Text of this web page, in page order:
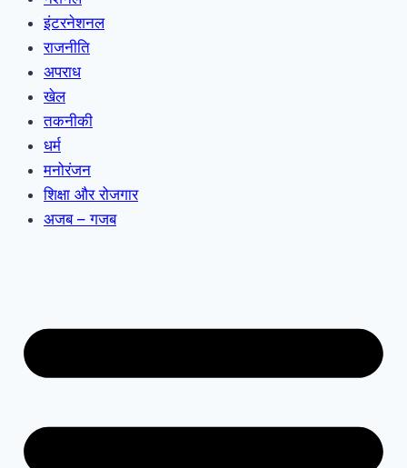
इंटरनेशनल
राजनीति
अपराध
खेल
तकनीकी
धर्म
मनोरंजन
शिक्षा और रोजगार
अजब – गजब